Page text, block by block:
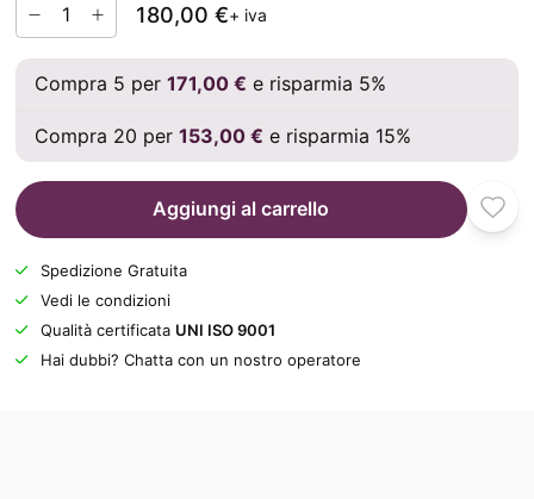
180,00 €+ iva
Compra 5 per 171,00 € e risparmia 5%
Compra 20 per 153,00 € e risparmia 15%
Aggiungi al carrello
Spedizione Gratuita
Vedi le condizioni
Qualità certificata UNI ISO 9001
Hai dubbi? Chatta con un nostro operatore